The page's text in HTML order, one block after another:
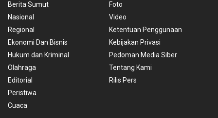
Berita Sumut
Nasional
Regional
Ekonomi Dan Bisnis
Hukum dan Kriminal
Olahraga
Editorial
Peristiwa
Cuaca
Foto
Video
Ketentuan Penggunaan
Kebijakan Privasi
Pedoman Media Siber
Tentang Kami
Rilis Pers